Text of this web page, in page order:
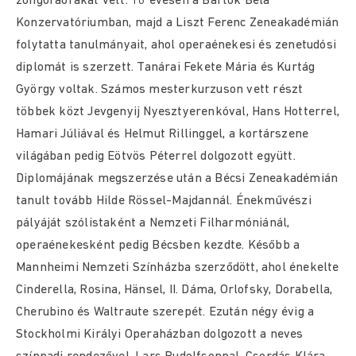
Konzervatóriumban, majd a Liszt Ferenc Zeneakadémián
folytatta tanulmányait, ahol operaénekesi és zenetudósi
diplomát is szerzett. Tanárai Fekete Mária és Kurtág
György voltak. Számos mesterkurzuson vett részt
többek közt Jevgenyij Nyesztyerenkóval, Hans Hotterrel,
Hamari Júliával és Helmut Rillinggel, a kortárszene
világában pedig Eötvös Péterrel dolgozott együtt.
Diplomájának megszerzése után a Bécsi Zeneakadémián
tanult tovább Hilde Rössel-Majdannál. Énekművészi
pályáját szólistaként a Nemzeti Filharmóniánál,
operaénekesként pedig Bécsben kezdte. Később a
Mannheimi Nemzeti Színházba szerződött, ahol énekelte
Cinderella, Rosina, Hänsel, II. Dáma, Orlofsky, Dorabella,
Cherubino és Waltraute szerepét. Ezután négy évig a
Stockholmi Királyi Operaházban dolgozott a neves